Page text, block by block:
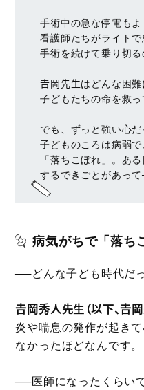
手術中の急な停電もよ
看護師たちがライト
手術を続けて乗り切る
𠮷岡先生はどんな困
子どもたちの命を救っ
でも、ずっと強い心だ
子どものころは病弱
「落ちこぼれ」。あ
するできごとがあっ
病気がちで「落ち
──どんな子ども時代だ
𠮷岡秀人先生（以下、𠮷岡
炎や喘息の発作が起き
なかったほどなんです。
──医師になったくらい